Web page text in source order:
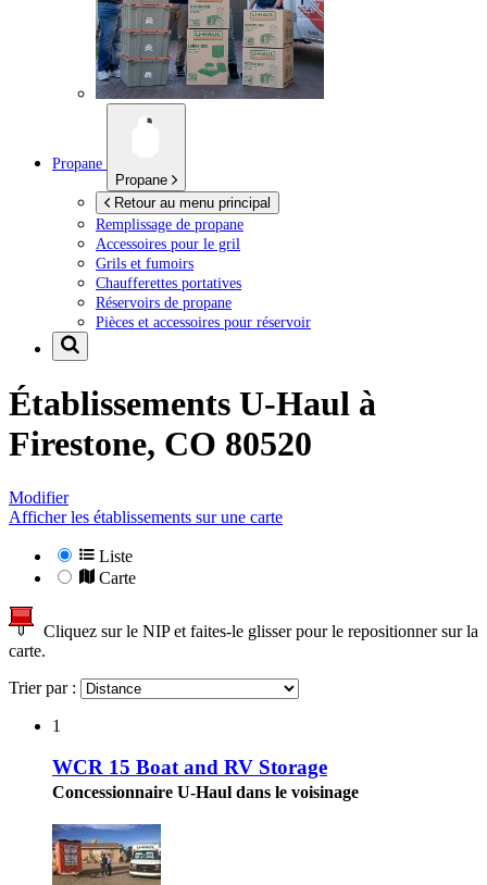
Propane
Propane
Retour au menu principal
Remplissage de propane
Accessoires pour le gril
Grils et fumoirs
Chaufferettes portatives
Réservoirs de propane
Pièces et accessoires pour réservoir
Établissements U-Haul à
Firestone, CO 80520
Modifier
Afficher les établissements sur une carte
Liste
Carte
Cliquez sur le NIP et faites-le glisser pour le repositionner sur la
carte.
Trier par :
1
WCR 15 Boat and RV Storage
Concessionnaire U-Haul dans le voisinage